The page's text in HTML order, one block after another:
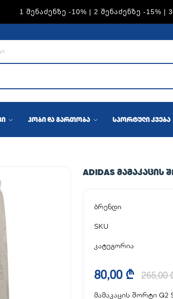
1 ᲨᲔᲜᲐᲫᲔᲜᲖᲔ -10% | 2 ᲨᲔᲜᲐᲫᲔᲜᲖᲔ -15% |
ჰობი და გართობა სპორტული კვება
ADIDAS ᲛᲐᲛᲐᲙᲐᲪᲘᲡ
ბრენდი
SKU
კატეგორია
80,00 ₾ 265,00
მამაკაცის შორტი Q2